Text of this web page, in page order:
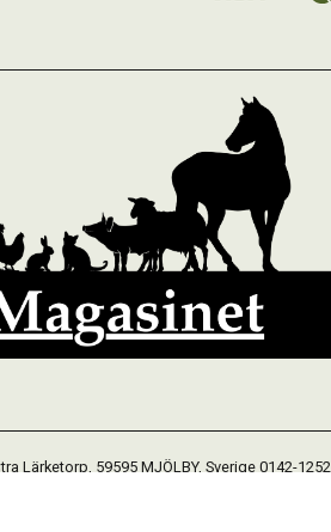
Lärketorp, 59595 MJÖLBY, Sverige 0142-